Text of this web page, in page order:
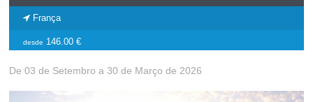
França
desde 146.00 €
De 03 de Setembro a 30 de Março de 2026